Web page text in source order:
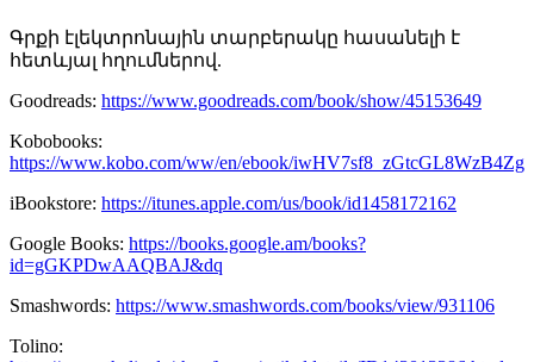
Գրքի էլեկտրոնային տարբերակը հասանելի է
հետևյալ հղումներով.
Goodreads: https://www.goodreads.com/book/show/45153649
Kobobooks:
https://www.kobo.com/ww/en/ebook/iwHV7sf8_zGtcGL8WzB4Zg
iBookstore: https://itunes.apple.com/us/book/id1458172162
Google Books: https://books.google.am/books?
id=gGKPDwAAQBAJ&dq
Smashwords: https://www.smashwords.com/books/view/931106
Tolino: